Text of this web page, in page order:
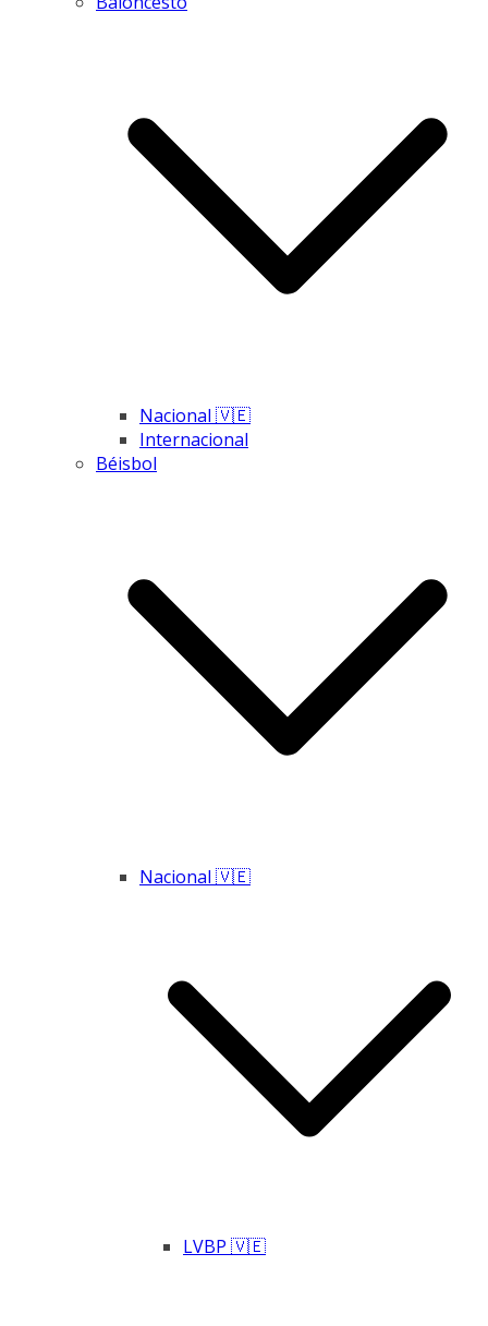
Nacional 🇻🇪
Internacional
Béisbol
Nacional 🇻🇪
LVBP 🇻🇪